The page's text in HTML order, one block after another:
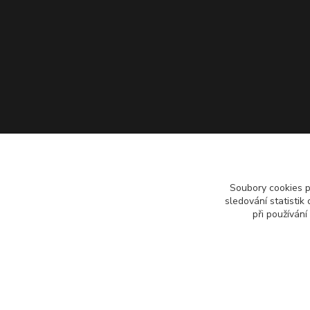
Soubory cookies
sledování statistik
při